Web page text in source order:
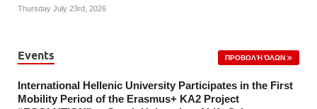
Thursday July 23rd, 2026
Events ΠΡΟΒΟΛΉ ΌΛΩΝ
International Hellenic University Participates in the First
Mobility Period of the Erasmus+ KA2 Project